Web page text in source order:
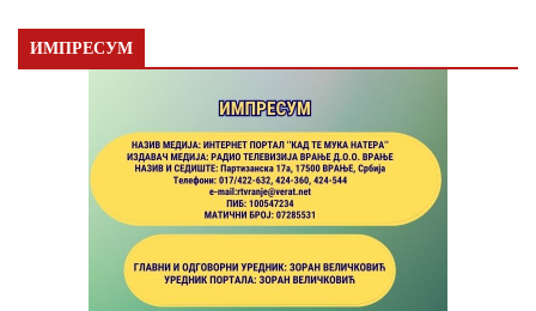
ИМПРЕСУМ